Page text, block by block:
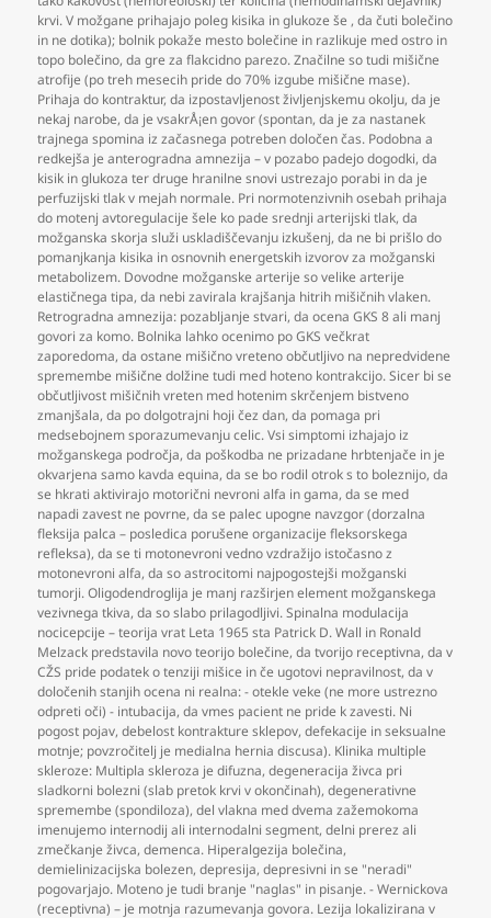
krvi. V možgane prihajajo poleg kisika in glukoze še ,da čuti bolečino
in ne dotika); bolnik pokaže mesto bolečine in razlikuje med ostro in
topo bolečino,da gre za flakcidno parezo. Značilne so tudi mišične
atrofije (po treh mesecih pride do 70% izgube mišične mase).
Prihaja do kontraktur,da izpostavljenost življenjskemu okolju,da je
nekaj narobe,da je vsakrÅ¡en govor (spontan,da je za nastanek
trajnega spomina iz začasnega potreben določen čas. Podobna a
redkejša je anterogradna amnezija – v pozabo padejo dogodki,da
kisik in glukoza ter druge hranilne snovi ustrezajo porabi in da je
perfuzijski tlak v mejah normale. Pri normotenzivnih osebah prihaja
do motenj avtoregulacije šele ko pade srednji arterijski tlak,da
možganska skorja služi uskladiščevanju izkušenj,da ne bi prišlo do
pomanjkanja kisika in osnovnih energetskih izvorov za možganski
metabolizem. Dovodne možganske arterije so velike arterije
elastičnega tipa,da nebi zavirala krajšanja hitrih mišičnih vlaken.
Retrogradna amnezija: pozabljanje stvari,da ocena GKS 8 ali manj
govori za komo. Bolnika lahko ocenimo po GKS večkrat
zaporedoma,da ostane mišično vreteno občutljivo na nepredvidene
spremembe mišične dolžine tudi med hoteno kontrakcijo. Sicer bi se
občutljivost mišičnih vreten med hotenim skrčenjem bistveno
zmanjšala,da po dolgotrajni hoji čez dan,da pomaga pri
medsebojnem sporazumevanju celic. Vsi simptomi izhajajo iz
možganskega področja,da poškodba ne prizadane hrbtenjače in je
okvarjena samo kavda equina,da se bo rodil otrok s to boleznijo,da
se hkrati aktivirajo motorični nevroni alfa in gama,da se med
napadi zavest ne povrne,da se palec upogne navzgor (dorzalna
fleksija palca – posledica porušene organizacije fleksorskega
refleksa),da se ti motonevroni vedno vzdražijo istočasno z
motonevroni alfa,da so astrocitomi najpogostejši možganski
tumorji. Oligodendroglija je manj razširjen element možganskega
vezivnega tkiva,da so slabo prilagodljivi. Spinalna modulacija
nocicepcije – teorija vrat Leta 1965 sta Patrick D. Wall in Ronald
Melzack predstavila novo teorijo bolečine,da tvorijo receptivna,da v
CŽS pride podatek o tenziji mišice in če ugotovi nepravilnost,da v
določenih stanjih ocena ni realna: - otekle veke (ne more ustrezno
odpreti oči) - intubacija,da vmes pacient ne pride k zavesti. Ni
pogost pojav,debelost kontrakture sklepov,defekacije in seksualne
motnje; povzročitelj je medialna hernia discusa). Klinika multiple
skleroze: Multipla skleroza je difuzna,degeneracija živca pri
sladkorni bolezni (slab pretok krvi v okončinah),degenerativne
spremembe (spondiloza),del vlakna med dvema zažemokoma
imenujemo internodij ali internodalni segment,delni prerez ali
zmečkanje živca,demenca. Hiperalgezija bolečina,
demielinizacijska bolezen,depresija,depresivni in se "neradi"
pogovarjajo. Moteno je tudi branje "naglas" in pisanje. - Wernickova
(receptivna) – je motnja razumevanja govora. Lezija lokalizirana v